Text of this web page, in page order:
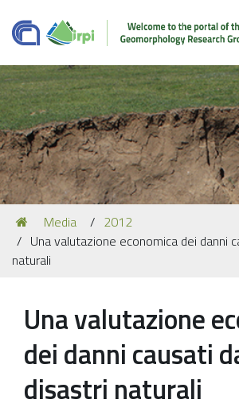
Navigation
Our Location
You
are
here:
Media
2012
Una valutazione economica dei danni
naturali
Una valutazione
dei danni causati
disastri naturali